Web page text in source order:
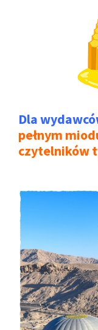
Dla
pełnym
czytelników